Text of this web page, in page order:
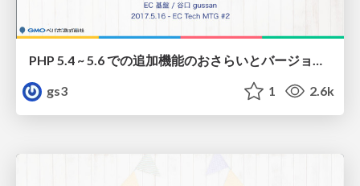
PHP 5.4 ~ 5.6 での追加機能のおさらいとバージョンアップへの誘い / php54 to 56 and version up
gs3
1 2.6k